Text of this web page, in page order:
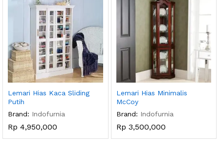
Lemari Hias Kaca Sliding
Putih
Brand: Indofurnia
Rp 4,950,000
Lemari Hias Minimalis
McCoy
Brand: Indofurnia
Rp 3,500,000